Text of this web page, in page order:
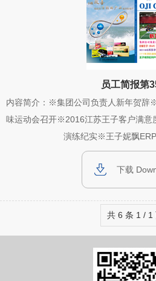
员工简报第
内容简介：※集团公司负责人新年贺辞
味运动会召开※2016江苏王子客户满
演练纪实※王子妮飘
下载
共 6 条 1 / 1